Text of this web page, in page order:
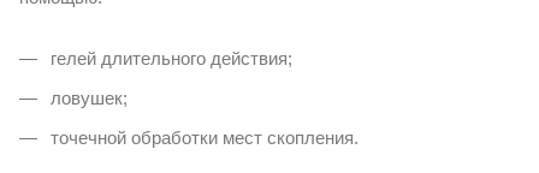
гелей длительного действия;
ловушек;
точечной обработки мест скопления.